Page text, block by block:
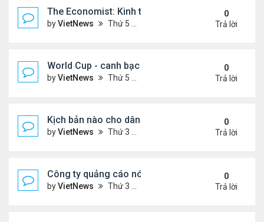
The Economist: Kinh tế thế giới suy thoái vẫn
byVietNews Thứ 5 Tháng 11 17, 2022 5:51 pm
0
Trả lời
World Cup - canh bạc 300 tỷ USD thay đổi hình
byVietNews Thứ 5 Tháng 11 17, 2022 4:48 pm
0
Trả lời
Kịch bản nào cho dân số thế giới sau mốc 8 tỷ
byVietNews Thứ 3 Tháng 11 15, 2022 5:02 pm
0
Trả lời
Công ty quảng cáo nói Twitter quá rủi ro
byVietNews Thứ 3 Tháng 11 15, 2022 4:56 pm
0
Trả lời